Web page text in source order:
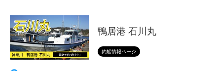
鴨居港 石川丸
釣船情報ページ